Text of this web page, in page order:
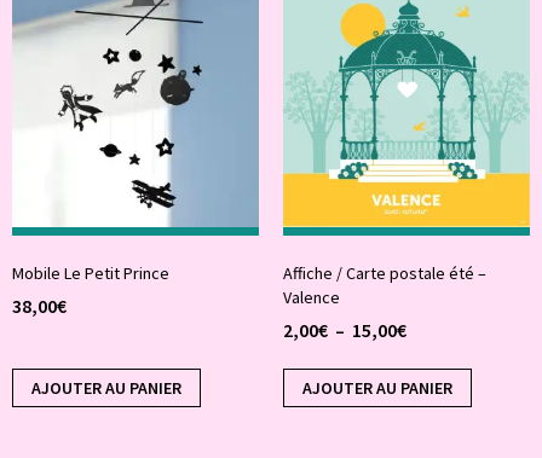
Mobile Le Petit Prince
38,00€
AJOUTER AU PANIER
Affiche / Carte postale été –
Valence
2,00€ – 15,00€
AJOUTER AU PANIER